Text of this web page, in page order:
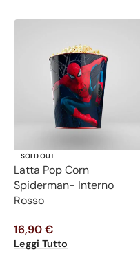
SOLD OUT
Latta Pop Corn
Spiderman- Interno
Rosso
16,90€
Leggi Tutto